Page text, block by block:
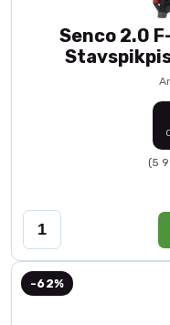
Senco 2.0
(5
-62%